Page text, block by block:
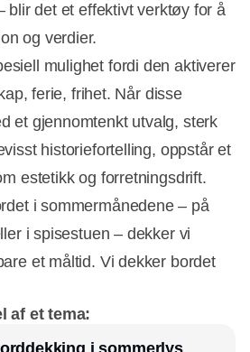
blir det et effektivt verktøy for å
og verdier.
mulighet fordi den aktiverer
ferie, frihet. Når disse
et gjennomtenkt utvalg, sterk
historiefortelling, oppstår et
estetikk og forretningsdrift.
i sommermånedene – på
i spisestuen – dekker vi
et måltid. Vi dekker bordet
af et tema: